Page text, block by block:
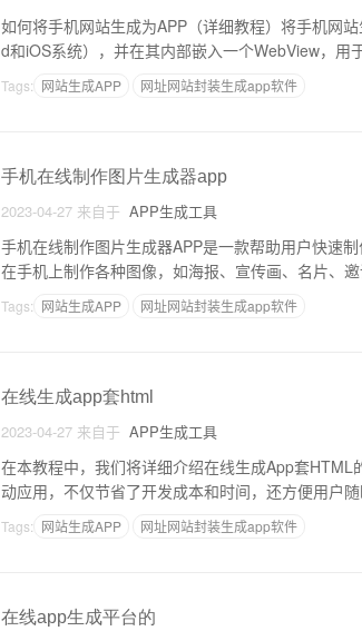
如何将手机网站生成为APP（详细教程）将手机网
d和iOS系统），并在其内部嵌入一个WebView，
教程中，我们将学习如何将手机网站生成为
Tags: 网站生成APP 网址网站封装生成app软件
手机在线制作图片生成器app
2023-04-27 来自于 APP生成工具
手机在线制作图片生成器APP是一款帮助用户快速
在手机上制作各种图像，如海报、宣传画、名片、
像处理、UI/UX设计等多方面的知识，为用户提供了
Tags: 网站生成APP 网址网站封装生成app软件
在线生成app套html
2023-04-27 来自于 APP生成工具
在本教程中，我们将详细介绍在线生成App套
动应用，不仅节省了开发成本和时间，还方便用户
App套HTML？App套HTML（WebView
Tags: 网站生成APP 网址网站封装生成app软件
在线app生成平台的